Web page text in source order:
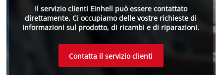
Il servizio clienti Einhell può essere contattato
direttamente. Ci occupiamo delle vostre richieste di
informazioni sul prodotto, di ricambi e di riparazioni.
Contatta il servizio clienti